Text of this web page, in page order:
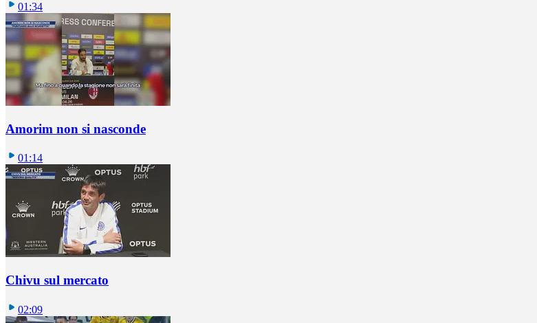
01:34
Amorim non si nasconde
01:14
Chivu sul mercato
02:09